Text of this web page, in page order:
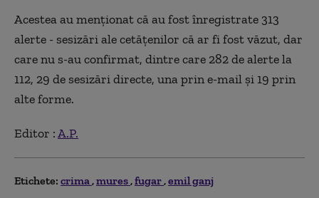
Acestea au menţionat că au fost înregistrate 313
alerte - sesizări ale cetăţenilor că ar fi fost văzut, dar
care nu s-au confirmat, dintre care 282 de alerte la
112, 29 de sesizări directe, una prin e-mail şi 19 prin
alte forme.
Editor :A.P.
Etichete: crima mures fugar emil ganj